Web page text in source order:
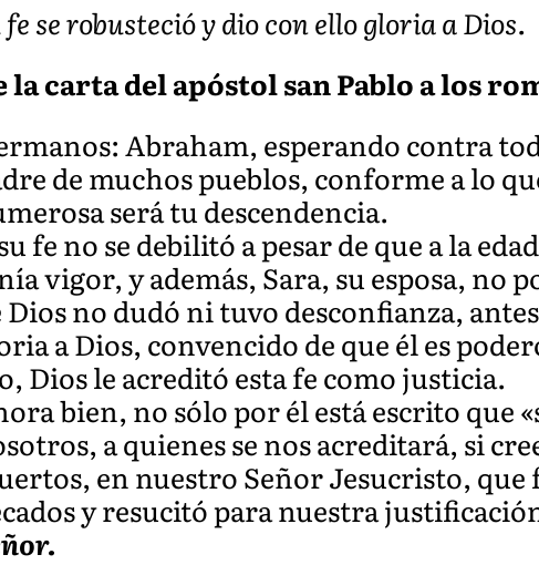
fe se robusteció y dio con ello gloria a Dios.
la carta del apóstol san Pablo a los
Abraham, esperando contra
de muchos pueblos, conforme a lo
será tu descendencia.
fe no se debilitó a pesar de que a la
vigor, y además, Sara, su esposa,
Dios no dudó ni tuvo desconfianza,
a Dios, convencido de que él es
Dios le acreditó esta fe como justicia.
bien, no sólo por él está escrito que
a quienes se nos acreditará, si
en nuestro Señor Jesucristo,
y resucitó para nuestra